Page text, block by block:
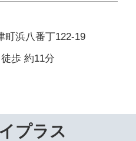
町浜八番丁122-19
歩 約11分
プラス